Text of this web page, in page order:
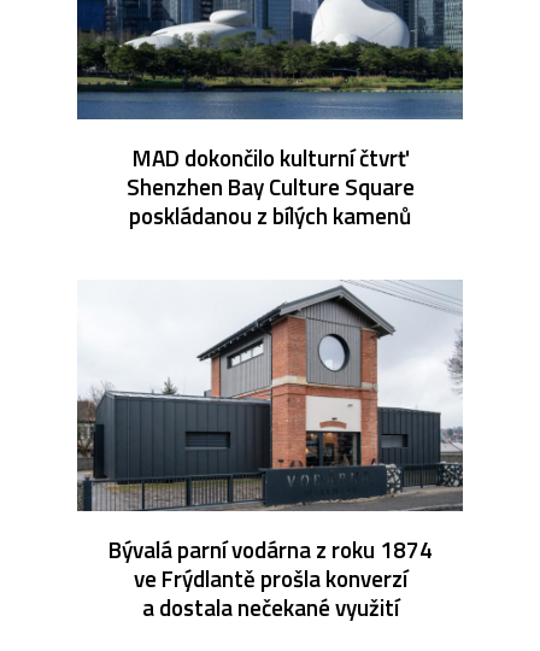
MAD dokončilo kulturní čtvrť
Shenzhen Bay Culture Square
poskládanou z bílých kamenů
Bývalá parní vodárna z roku 1874
ve Frýdlantě prošla konverzí
a dostala nečekané využití